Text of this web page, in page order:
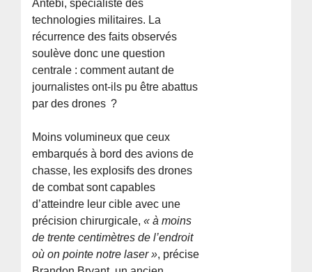
Antebi, spécialiste des
technologies militaires. La
récurrence des faits observés
soulève donc une question
centrale : comment autant de
journalistes ont-ils pu être abattus
par des drones ?
Moins volumineux que ceux
embarqués à bord des avions de
chasse, les explosifs des drones
de combat sont capables
d’atteindre leur cible avec une
précision chirurgicale, « à moins
de trente centimètres de l’endroit
où on pointe notre laser », précise